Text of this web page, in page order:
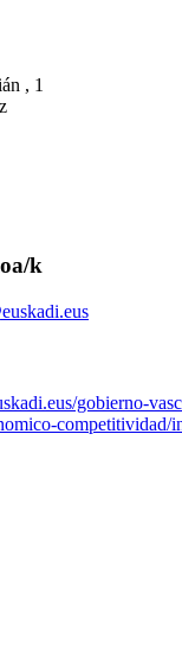
, 1
k
gobierno-
competitividad/